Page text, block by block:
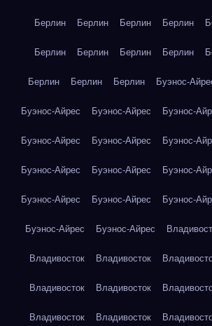
Берлин Берлин Берлин Берлин
Берлин Берлин Берлин Берлин
Берлин Берлин Берлин Буэнос-
Буэнос-Айрес Буэнос-Айрес Буэнос-
Буэнос-Айрес Буэнос-Айрес Буэнос-
Буэнос-Айрес Буэнос-Айрес Буэнос-
Буэнос-Айрес Буэнос-Айрес Буэнос-
Буэнос-Айрес Буэнос-Айрес
Владивосток Владивосток
Владивосток Владивосток
Владивосток Владивосток